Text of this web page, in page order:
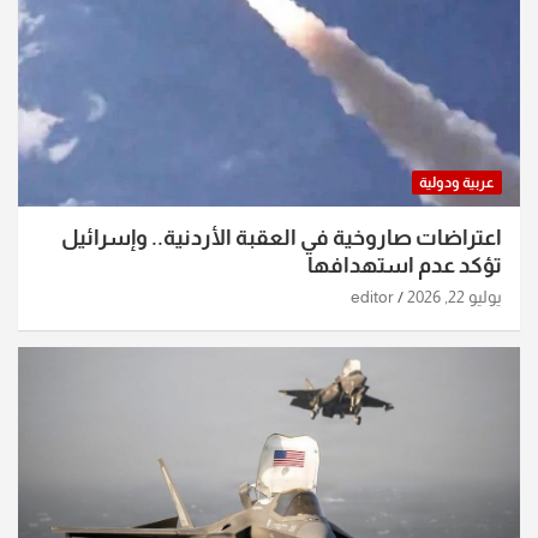
عربية ودولية
اعتراضات صاروخية في العقبة الأردنية.. وإسرائيل
تؤكد عدم استهدافها
يوليو 22, 2026 editor